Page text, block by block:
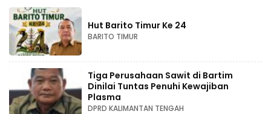
Hut Barito Timur Ke 24
BARITO TIMUR
Tiga Perusahaan Sawit di Bartim
Dinilai Tuntas Penuhi Kewajiban
Plasma
DPRD KALIMANTAN TENGAH